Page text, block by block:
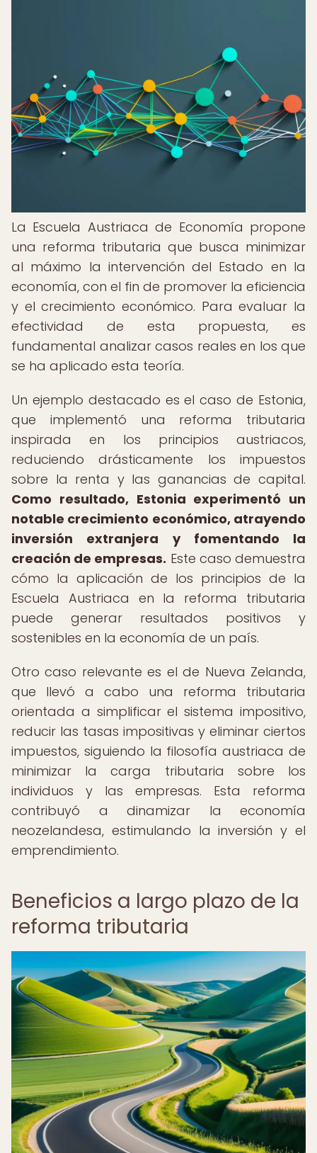
La Escuela Austriaca de Economía propone
una reforma tributaria que busca minimizar
al máximo la intervención del Estado en la
economía, con el fin de promover la eficiencia
y el crecimiento económico. Para evaluar la
efectividad de esta propuesta, es
fundamental analizar casos reales en los que
se ha aplicado esta teoría.
Un ejemplo destacado es el caso de Estonia,
que implementó una reforma tributaria
inspirada en los principios austriacos,
reduciendo drásticamente los impuestos
sobre la renta y las ganancias de capital.
Como resultado, Estonia experimentó un
notable crecimiento económico, atrayendo
inversión extranjera y fomentando la
creación de empresas. Este caso demuestra
cómo la aplicación de los principios de la
Escuela Austriaca en la reforma tributaria
puede generar resultados positivos y
sostenibles en la economía de un país.
Otro caso relevante es el de Nueva Zelanda,
que llevó a cabo una reforma tributaria
orientada a simplificar el sistema impositivo,
reducir las tasas impositivas y eliminar ciertos
impuestos, siguiendo la filosofía austriaca de
minimizar la carga tributaria sobre los
individuos y las empresas. Esta reforma
contribuyó a dinamizar la economía
neozelandesa, estimulando la inversión y el
emprendimiento.
Beneficios a largo plazo de la
reforma tributaria